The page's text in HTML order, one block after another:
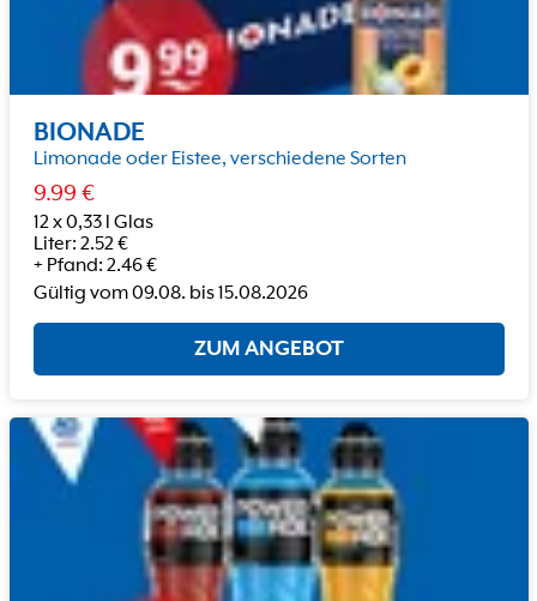
BIONADE
Limonade oder Eistee, verschiedene Sorten
9.99 €
12 x 0,33 l Glas
Liter: 2.52€
+ Pfand: 2.46€
Gültig vom09.08. bis15.08.2026
ZUM ANGEBOT